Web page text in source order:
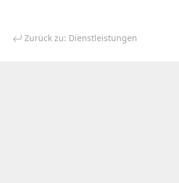
Zurück zu: Dienstleistungen